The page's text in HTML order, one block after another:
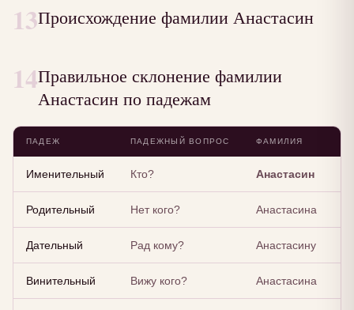
13Происхождение фамилии Анастасин
14Правильное склонение фамилии
Анастасин по падежам
ПАДЕЖ ПАДЕЖНЫЙ ВОПРОС ФАМИЛИЯ
Именительный Кто? Анастасин
Родительный Нет кого? Анастасина
Дательный Рад кому? Анастасину
Винительный Вижу кого? Анастасина